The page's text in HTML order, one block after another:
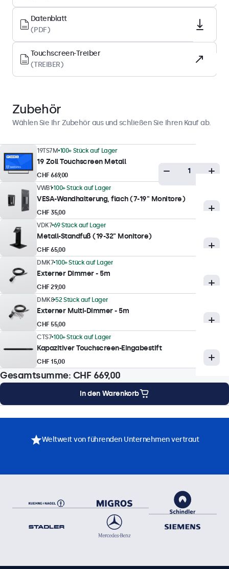
Oberfläche
Gehärtetes Glas
Unterstützte Ausrichtung
Querformat, Hochformat, Face-Up
Maximale Helligkeit
300 nits (typisch)
1 nit
Kontrast
3000:1
Betrachtungswinkel
178° Horizontal, 178° Vertikal
Reaktionszeit
10 ms
Unterstützte Auflösungen
1920 x 1080 (max), 640 x 480 (min)
Touch-Technologie
Touch Technologie
Kapazitiv
10-Punkt (Multi-Touch)
Touch-Bedienung
Unterstützung für Gesten
Touch-Treiber
Touchscreen-Treiber herunterladen
Datenblatt
(PDF)
Touchscreen-Treiber
(TREIBER)
Zubehör
Wählen Sie Ihr Zubehör aus und schließen Sie Ihren Kauf ab.
19TS7M 100+ Stück auf Lager
19 Zoll Touchscreen Metall
CHF 669,00
VWB1 100+ Stück auf Lager
VESA-Wandhalterung, flach (7-19" Monitore)
CHF 35,00
VDK7 69 Stück auf Lager
Metall-Standfuß (19-32" Monitore)
CHF 65,00
DMK7 100+ Stück auf Lager
Externer Dimmer - 5m
CHF 29,00
DMK8 52 Stück auf Lager
Externer Multi-Dimmer - 5m
CHF 55,00
CTS7 100+ Stück auf Lager
Kapazitiver Touchscreen-Eingabestift
CHF 15,00
Gesamtsumme: CHF 669,00
In den Warenkorb
Montageoptionen Technische Daten Downloads Zubehör
Weltweit von führenden Unternehmen vertraut